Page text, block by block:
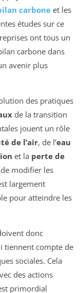
carbone et les
études sur ce
ont tous un
carbone dans
avenir plus
des pratiques
de la transition
jouent un rôle
de l’air, de l’eau
et la perte de
modifier les
largement
pour atteindre les
donc
tiennent compte de
sociales. Cela
des actions
primordial